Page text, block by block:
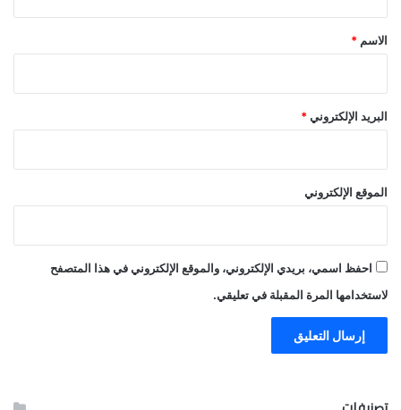
*
الاسم *
البريد الإلكتروني *
الموقع الإلكتروني
احفظ اسمي، بريدي الإلكتروني، والموقع الإلكتروني في هذا المتصفح
لاستخدامها المرة المقبلة في تعليقي.